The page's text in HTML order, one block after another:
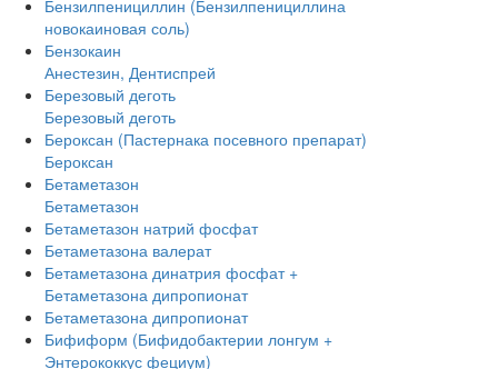
Бензилпенициллин (Бензилпенициллина
новокаиновая соль)
Бензокаин
Анестезин, Дентиспрей
Березовый деготь
Березовый деготь
Бероксан (Пастернака посевного препарат)
Бероксан
Бетаметазон
Бетаметазон
Бетаметазон натрий фосфат
Бетаметазона валерат
Бетаметазона динатрия фосфат +
Бетаметазона дипропионат
Бетаметазона дипропионат
Бифиформ (Бифидобактерии лонгум +
Энтерококкус фециум)